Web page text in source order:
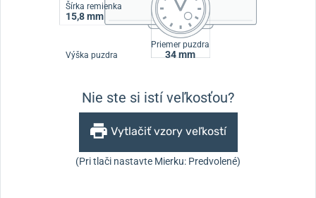
Šírka remienka
15,8 mm
Výška puzdra
Priemer puzdra
34 mm
Nie ste si istí veľkosťou?
Vytlačiť vzory veľkostí
(Pri tlači nastavte Mierku: Predvolené)